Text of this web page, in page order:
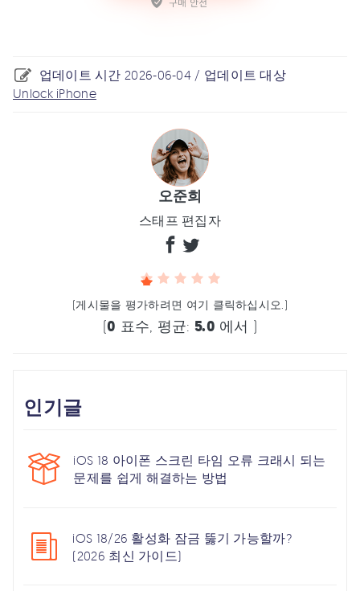
업데이트 시간 2026-06-04 / 업데이트 대상
Unlock iPhone
오준희
스태프 편집자
(게시물을 평가하려면 여기 클릭하십시오.)
(0 표수, 평균: 5.0 에서 )
인기글
iOS 18 아이폰 스크린 타임 오류 크래시 되는
문제를 쉽게 해결하는 방법
iOS 18/26 활성화 잠금 뚫기 가능할까?
(2026 최신 가이드)